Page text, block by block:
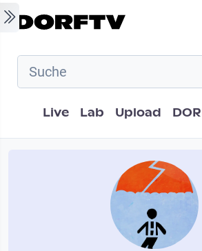
Skip to main content
Hauptnavigation
Live Lab Upload